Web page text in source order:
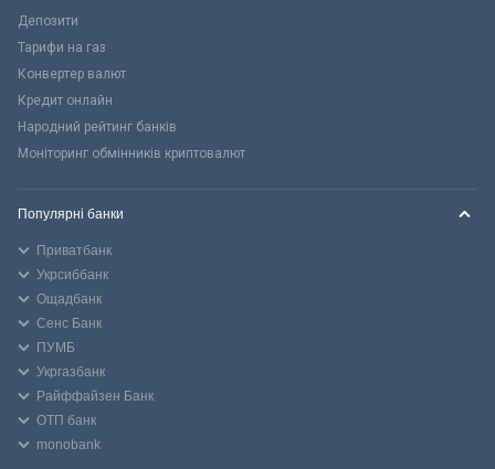
Депозити
Тарифи на газ
Конвертер валют
Кредит онлайн
Народний рейтинг банків
Моніторинг обмінників криптовалют
Популярні банки
Приватбанк
Укрсиббанк
Ощадбанк
Сенс Банк
ПУМБ
Укргазбанк
Райффайзен Банк
ОТП банк
monobank